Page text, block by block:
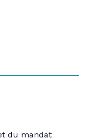
du mandat